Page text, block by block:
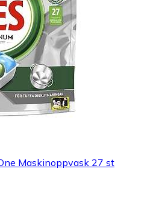
Maskinoppvask 27 st